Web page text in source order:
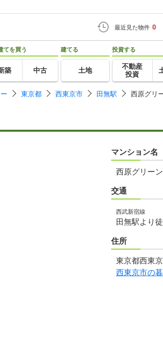
最近見た物件 0
てを買う
築 中古
建てる
土地
投資する
不動産
投資
東京都 西東京市 田無駅 西原グリ
マンション名
西原グリー
交通
西武新宿線
田無駅より
住所
東京都西東
西東京市の